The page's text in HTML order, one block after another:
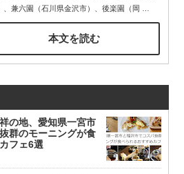
、兼六園（石川県金沢市）、後楽園（岡
本文を読む
の地、愛知県一宮市
群のモーニングが食
フェ6選